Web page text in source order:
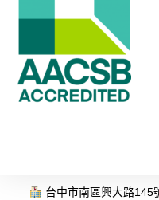
台中市南區興大路145